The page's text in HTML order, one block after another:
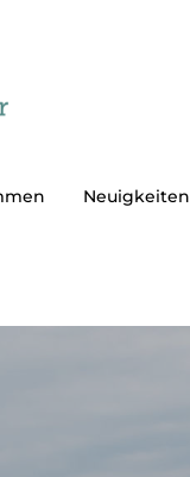
Neuigkeiten